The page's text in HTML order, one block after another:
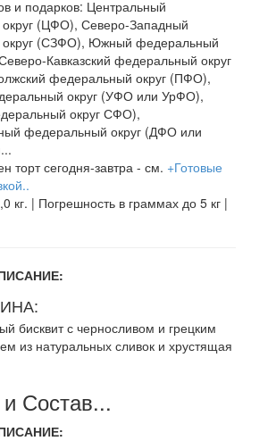
и подарков: Центральный
(ЦФО), Северо-Западный
(СЗФО), Южный федеральный
Кавказский федеральный округ
федеральный округ (ПФО),
округ (УФО или УрФО),
округ СФО),
федеральный округ (ДФО или
торт сегодня-завтра - см. +Готовые
кг. | Погрешность в граммах до 5 кг |
бисквит с черносливом и грецким
из натуральных сливок и хрустящая
Состав...